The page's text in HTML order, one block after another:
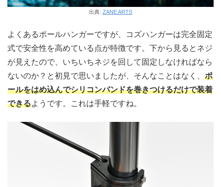
出典: ZANE ARTS
よくあるポールハンガーですが、コズハンガーは完全固定
式で安全性を高めている点が特徴です。下から見るとネジ
が見えたので、いちいちネジを回して固定しなければなら
ないのか？と初見で思いましたが、そんなことはなく、 ポ
ールをはめ込んでシリコンバンドを巻きつけるだけで装着
できるようです。これは手軽ですね。